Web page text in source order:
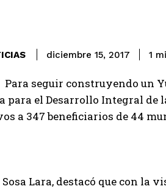
diciembre 15, 2017 1
Para seguir construyendo un
para el Desarrollo Integral de
a 347 beneficiarios de 44
Lara, destacó que con la